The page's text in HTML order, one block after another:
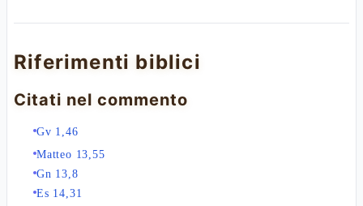
Riferimenti biblici
Citati nel commento
Gv 1,46
Matteo 13,55
Gn 13,8
Es 14,31